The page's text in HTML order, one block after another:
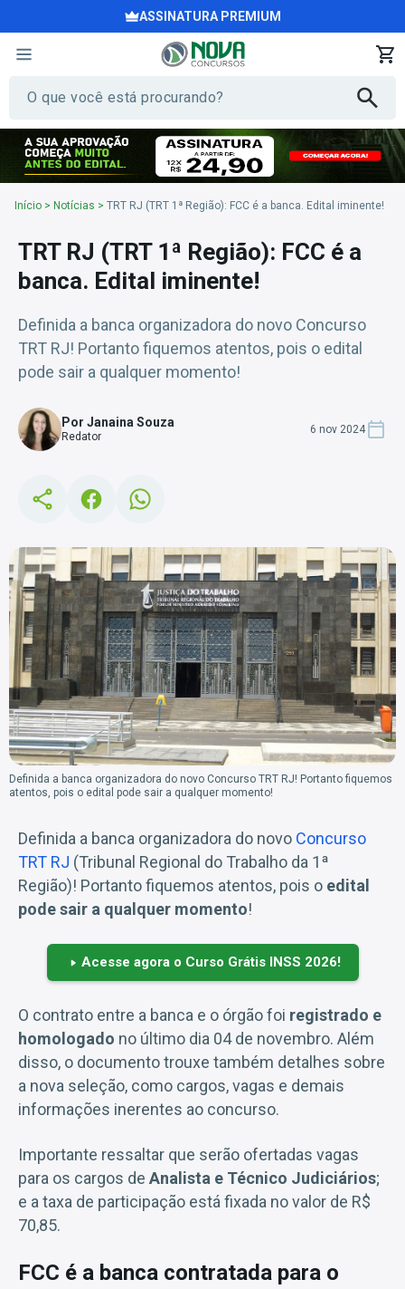
ASSINATURA PREMIUM
Início > Notícias > TRT RJ (TRT 1ª Região): FCC é a banca. Edital iminente!
TRT RJ (TRT 1ª Região): FCC é a
banca. Edital iminente!
Definida a banca organizadora do novo Concurso
TRT RJ! Portanto fiquemos atentos, pois o edital
pode sair a qualquer momento!
Por Janaina Souza
Redator
6 nov 2024
Definida a banca organizadora do novo Concurso TRT RJ! Portanto fiquemos
atentos, pois o edital pode sair a qualquer momento!
Definida a banca organizadora do novo Concurso
TRT RJ (Tribunal Regional do Trabalho da 1ª
Região)! Portanto fiquemos atentos, pois o edital
pode sair a qualquer momento!
Acesse agora o Curso Grátis INSS 2026!
O contrato entre a banca e o órgão foi registrado e
homologado no último dia 04 de novembro. Além
disso, o documento trouxe também detalhes sobre
a nova seleção, como cargos, vagas e demais
informações inerentes ao concurso.
Importante ressaltar que serão ofertadas vagas
para os cargos de Analista e Técnico Judiciários;
e a taxa de participação está fixada no valor de R$
70,85.
FCC é a banca contratada para o